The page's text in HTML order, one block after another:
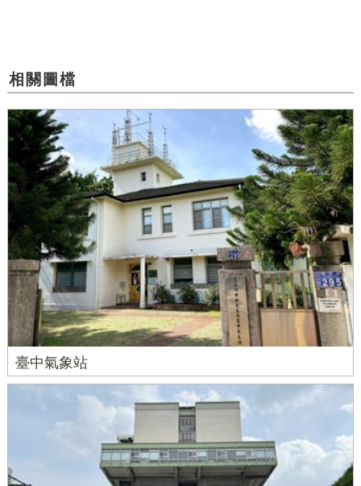
相關圖檔
臺中氣象站